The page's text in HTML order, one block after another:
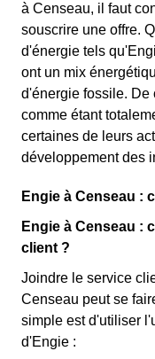
à Censeau, il faut
souscrire une offre.
d'énergie tels
ont un mix
d'énergie fossile. De
comme étant
certaines de leurs
développement des
Engie à Censeau :
Engie à Censeau :
client ?
Joindre le service
Censeau peut se
simple est d'utiliser
d'Engie :